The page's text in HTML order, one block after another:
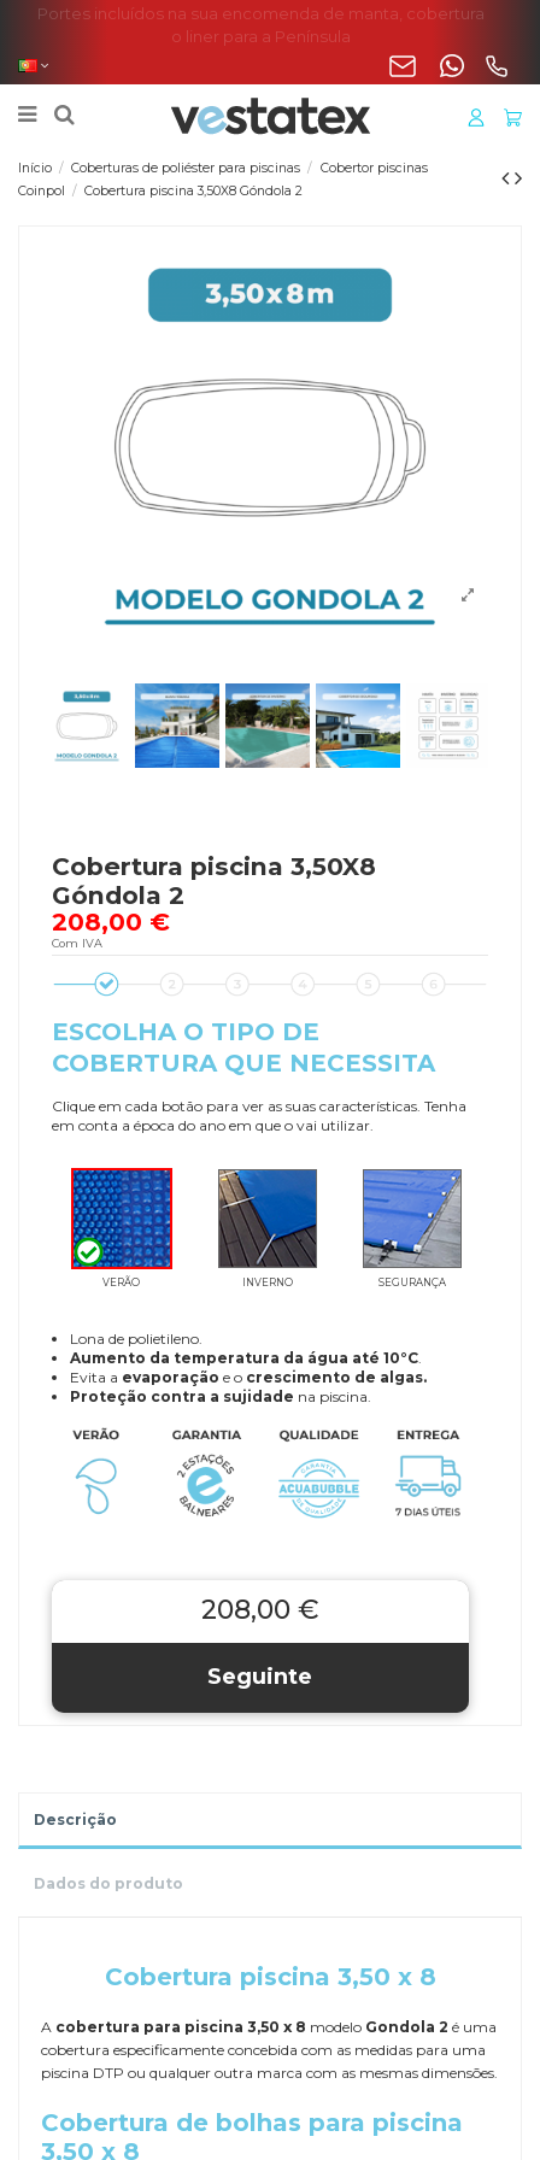
Portes incluídos na sua encomenda de manta, cobertura
o liner para a Península
Início Coberturas de poliéster para piscinas
Cobertor piscinas
Coinpol
Cobertura piscina 3,50X8 Góndola 2
Cobertura piscina 3,50X8
Góndola 2
208,00 €
Com IVA
ESCOLHA O TIPO DE
COBERTURA QUE NECESSITA
Clique em cada botão para ver as suas características. Tenha
em conta a época do ano em que o vai utilizar.
VERÃO INVERNO SEGURANÇA
Lona de polietileno.
Aumento da temperatura da água até 10°C.
Evita a evaporação e o crescimento de algas.
Proteção contra a sujidade na piscina.
208,00 €
Descrição
Dados do produto
Cobertura piscina 3,50 x 8
A cobertura para piscina 3,50 x 8 modelo Gondola 2 é uma
cobertura especificamente concebida com as medidas para uma
piscina DTP ou qualquer outra marca com as mesmas dimensões.
Cobertura de bolhas para piscina
3,50 x 8